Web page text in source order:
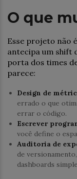
O que
Esse projeto não
antecipa um shift
porta dos times
parece:
Design de
errado o que
errar o código.
Escrever
você define o
Auditoria de
de
dashboards